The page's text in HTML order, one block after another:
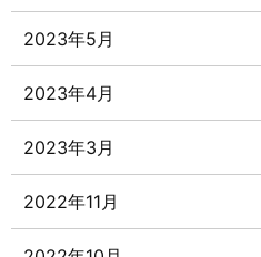
2023年5月
2023年4月
2023年3月
2022年11月